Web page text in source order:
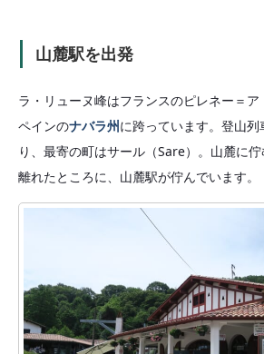
山麓駅を出発
ラ・リューヌ峰はフランスのピレネー＝
ペインのナバラ州に跨っています。登山
り、最寄の町はサール（Sare）。山麓に
離れたところに、山麓駅が佇んでいます。